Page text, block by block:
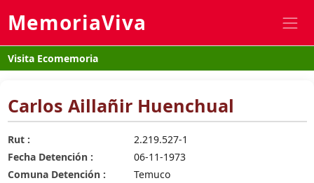
MemoriaViva
Visita Ecomemoria
Carlos Aillañir Huenchual
Rut :
2.219.527-1
Fecha Detención :
06-11-1973
Comuna Detención :
Temuco